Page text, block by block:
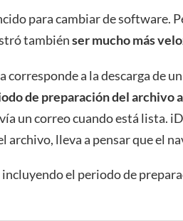
para cambiar de software.
tambiénser mucho más
corresponde a la descarga de
de preparación del archivo
un correo cuando está lista.
archivo, lleva a pensar que el
el periodo de